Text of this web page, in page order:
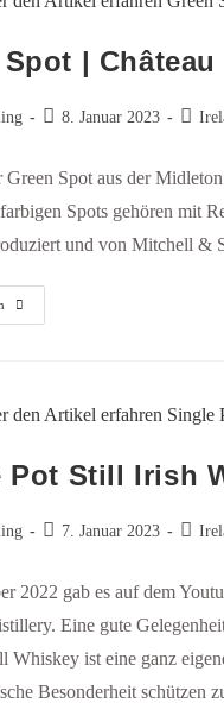
Spot |
8. Januar 2023
Green Spot aus der
Spots gehören mit
und von Mitchell &
Pot Still Irish
7. Januar 2023
2022 gab es auf dem
Eine gute
Whiskey ist eine ganz
Besonderheit schützen